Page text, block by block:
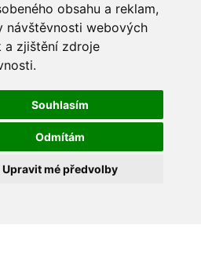
obsahu a reklam,
návštěvnosti webových
a zjištění zdroje
Souhlasím
Odmítám
Upravit mé předvolby